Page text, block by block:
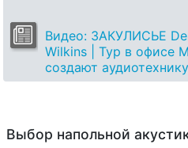
Видео: ЗАКУЛИСЬЕ
Wilkins | Тур в офисе
создают
Выбор напольной